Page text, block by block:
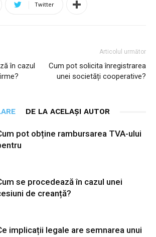
Twitter
în cazul
Articolul următor
Cum pot solicita înregistrarea
unei societăți cooperative?
DE LA ACELAȘI AUTOR
pot obține rambursarea TVA-ului
se procedează în cazul unei
de creanță?
implicații legale are semnarea unui